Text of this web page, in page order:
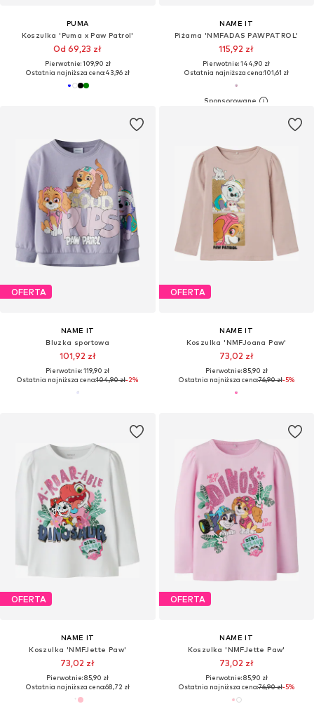
PUMA
Koszulka 'Puma x Paw Patrol'
Od 69,23 zł
Pierwotnie: 109,90 zł
Ostatnia najniższa cena:43,96 zł
NAME IT
Piżama 'NMFADAS PAWPATROL'
115,92 zł
Pierwotnie: 144,90 zł
Ostatnia najniższa cena:101,61 zł
OFERTA
NAME IT
Bluzka sportowa
101,92 zł
Pierwotnie: 119,90 zł
Ostatnia najniższa cena:104,90 zł-2%
OFERTA
NAME IT
Koszulka 'NMFJoana Paw'
73,02 zł
Pierwotnie: 85,90 zł
Ostatnia najniższa cena:76,90 zł-5%
OFERTA
NAME IT
Koszulka 'NMFJette Paw'
73,02 zł
Pierwotnie: 85,90 zł
Ostatnia najniższa cena:68,72 zł
OFERTA
NAME IT
Koszulka 'NMFJette Paw'
73,02 zł
Pierwotnie: 85,90 zł
Ostatnia najniższa cena:76,90 zł-5%